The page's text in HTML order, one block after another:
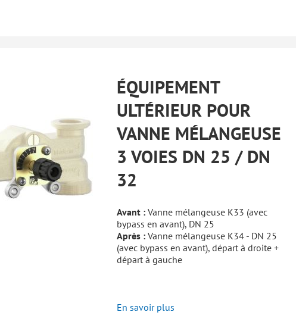
ÉQUIPEMENT
ULTÉRIEUR POUR
VANNE MÉLANGEUSE
3 VOIES DN 25 / DN
32
Avant :Vanne mélangeuse K33 (avec
bypass en avant), DN 25
Après :Vanne mélangeuse K34 - DN 25
(avec bypass en avant), départ à droite +
départ à gauche
En savoir plus